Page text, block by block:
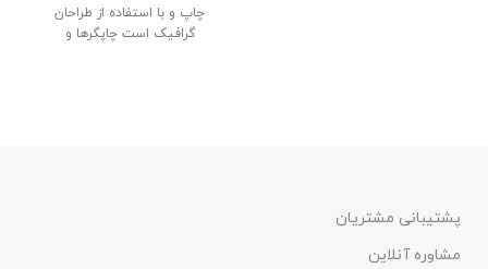
چاپ و با استفاده از طراحان
گرافیک است چاپگرها و
پشتیبانی مشتریان
مشاوره آنلاین